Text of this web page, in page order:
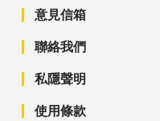
意見信箱
聯絡我們
私隱聲明
使用條款